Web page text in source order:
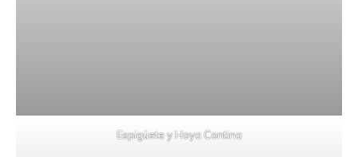
Espigüete y Hoya Contina